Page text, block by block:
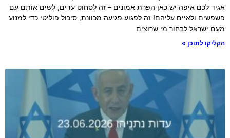
אגיד לכם איפה יש כאן הפרת אמונים – זה לסחוט עדים, לשים אותם עם
פשפשים ולאיים עליהם! זה לפגוע פגיעה מכוונת, סיכול פוליטי כדי למנוע
מעם ישראל לבחור מי שרוצים
הקליקו לתוכן »